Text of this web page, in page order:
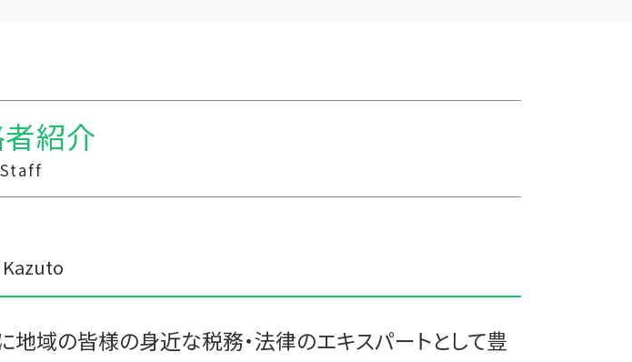
度 わかりやすく
度 メリット
子
企業の合併
事業譲渡 従業員
に
略 違い
画
業経理
三沢市 記帳代行 経理代行
横浜町の相続税 贈与税 事業承継 農
業経理
紹介
Staff
域の皆様の身近な税務・法律のエキスパートとして豊